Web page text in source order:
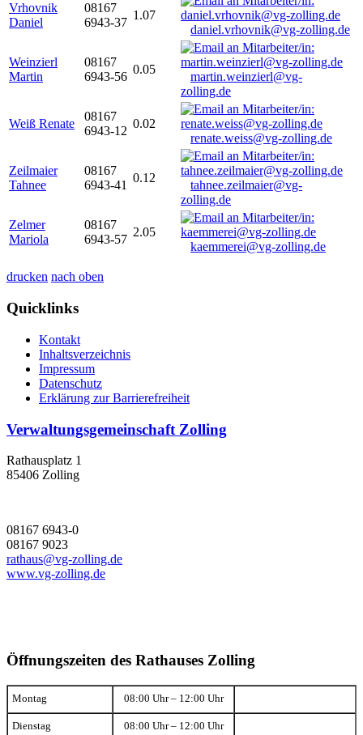
Vrhovnik
Daniel
08167
6943-37
1.07
daniel.vrhovnik@vg-zolling.de
Weinzierl
Martin
08167
6943-56
0.05
martin.weinzierl@vg-
zolling.de
Weiß Renate
08167
6943-12
0.02
renate.weiss@vg-zolling.de
Zeilmaier
Tahnee
08167
6943-41
0.12
tahnee.zeilmaier@vg-
zolling.de
Zelmer
Mariola
08167
6943-57
2.05
kaemmerei@vg-zolling.de
drucken nach oben
Quicklinks
Kontakt
Inhaltsverzeichnis
Impressum
Datenschutz
Erklärung zur Barrierefreiheit
Verwaltungsgemeinschaft Zolling
Rathausplatz 1
85406 Zolling
08167 6943-0
08167 9023
rathaus@vg-zolling.de
www.vg-zolling.de
Öffnungszeiten des Rathauses Zolling
Montag 08:00 Uhr – 12:00 Uhr
Dienstag 08:00 Uhr – 12:00 Uhr